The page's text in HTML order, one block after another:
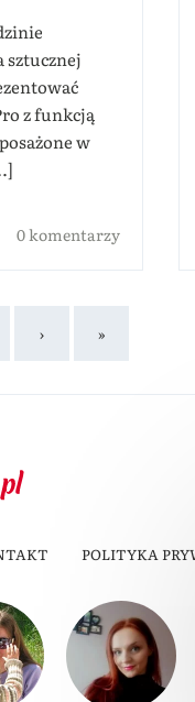
z funkcją
w
0 komentarzy
› »
POLITYKA